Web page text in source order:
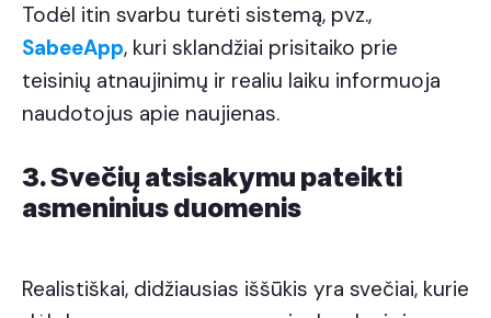
Todėl itin svarbu turėti sistemą, pvz.,
SabeeApp, kuri sklandžiai prisitaiko prie
teisinių atnaujinimų ir realiu laiku informuoja
naudotojus apie naujienas.
3. Svečių atsisakymu pateikti
asmeninius duomenis
Realistiškai, didžiausias iššūkis yra svečiai, kurie